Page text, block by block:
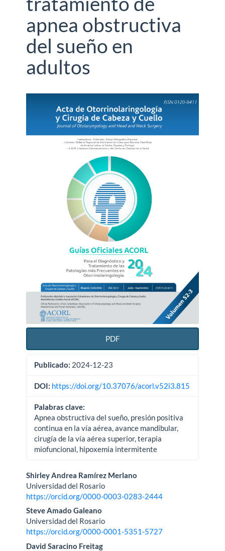
apnea obstructiva
del sueño en
adultos
Barra
lateral
del
artículo
PDF
Publicado: 2024-12-23
DOI: https://doi.org/10.37076/acorl.v52i3.815
Palabras clave:
Apnea obstructiva del sueño, presión positiva
continua en la vía aérea, avance mandibular,
cirugía de la vía aérea superior, terapia
miofuncional, hipoxemia intermitente
Contenido
principal
del
artículo
Shirley Andrea Ramírez Merlano
Universidad del Rosario
https://orcid.org/0000-0003-0283-2444
Steve Amado Galeano
Universidad del Rosario
https://orcid.org/0000-0001-5351-5727
David Saracino Freitag